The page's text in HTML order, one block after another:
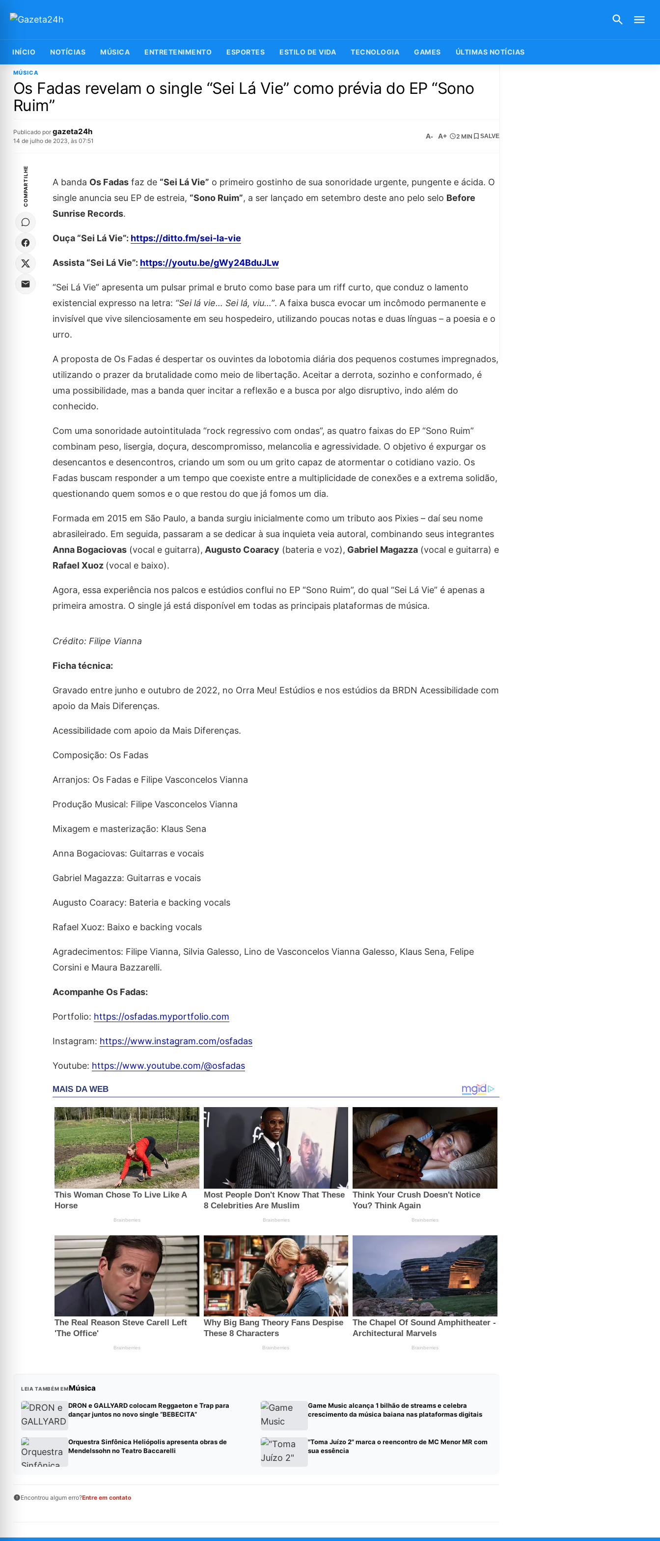
INÍCIO NOTÍCIAS MÚSICA ENTRETENIMENTO ESPORTES ESTILO DE VIDA TECNOLOGIA GAMES ÚLTIMAS NOTÍCIAS
MÚSICA
Os Fadas revelam o single “Sei Lá Vie” como prévia do EP “Sono
Ruim”
Publicado por gazeta24h
14 de julho de 2023, às 07:51
A- A+ 2 MIN SALVE
COMPARTILHE A banda Os Fadasfaz de “Sei Lá Vie” o primeiro gostinho de sua sonoridade urgente, pungente e ácida. O
single anuncia seu EP de estreia, “Sono Ruim”, a ser lançado em setembro deste ano pelo selo Before
Sunrise Records.
Ouça “Sei Lá Vie”: https://ditto.fm/sei-la-vie
Assista “Sei Lá Vie”: https://youtu.be/gWy24BduJLw
“Sei Lá Vie” apresenta um pulsar primal e bruto como base para um riff curto, que conduz o lamento
existencial expresso na letra: “Sei lá vie… Sei lá, viu…”. A faixa busca evocar um incômodo permanente e
invisível que vive silenciosamente em seu hospedeiro, utilizando poucas notas e duas línguas – a poesia e o
urro.
A proposta de Os Fadas é despertar os ouvintes da lobotomia diária dos pequenos costumes impregnados,
utilizando o prazer da brutalidade como meio de libertação. Aceitar a derrota, sozinho e conformado, é
uma possibilidade, mas a banda quer incitar a reflexão e a busca por algo disruptivo, indo além do
conhecido.
Com uma sonoridade autointitulada “rock regressivo com ondas”, as quatro faixas do EP “Sono Ruim”
combinam peso, lisergia, doçura, descompromisso, melancolia e agressividade. O objetivo é expurgar os
desencantos e desencontros, criando um som ou um grito capaz de atormentar o cotidiano vazio. Os
Fadas buscam responder a um tempo que coexiste entre a multiplicidade de conexões e a extrema solidão,
questionando quem somos e o que restou do que já fomos um dia.
Formada em 2015 em São Paulo, a banda surgiu inicialmente como um tributo aos Pixies – daí seu nome
abrasileirado. Em seguida, passaram a se dedicar à sua inquieta veia autoral, combinando seus integrantes
Anna Bogaciovas(vocal e guitarra), Augusto Coaracy (bateria e voz), Gabriel Magazza(vocal e guitarra) e
Rafael Xuoz (vocal e baixo).
Agora, essa experiência nos palcos e estúdios conflui no EP “Sono Ruim”, do qual “Sei Lá Vie” é apenas a
primeira amostra. O single já está disponível em todas as principais plataformas de música.
Crédito: Filipe Vianna
Ficha técnica:
Gravado entre junho e outubro de 2022, no Orra Meu! Estúdios e nos estúdios da BRDN Acessibilidade com
apoio da Mais Diferenças.
Acessibilidade com apoio da Mais Diferenças.
Composição: Os Fadas
Arranjos: Os Fadas e Filipe Vasconcelos Vianna
Produção Musical: Filipe Vasconcelos Vianna
Mixagem e masterização: Klaus Sena
Anna Bogaciovas: Guitarras e vocais
Gabriel Magazza: Guitarras e vocais
Augusto Coaracy: Bateria e backing vocals
Rafael Xuoz: Baixo e backing vocals
Agradecimentos: Filipe Vianna, Silvia Galesso, Lino de Vasconcelos Vianna Galesso, Klaus Sena, Felipe
Corsini e Maura Bazzarelli.
Acompanhe Os Fadas:
Portfolio: https://osfadas.myportfolio.com
Instagram: https://www.instagram.com/osfadas
Youtube: https://www.youtube.com/@osfadas
LEIA TAMBÉM EMMúsica
DRON e GALLYARD colocam Reggaeton e Trap para
dançar juntos no novo single “BEBECITA”
Game Music alcança 1 bilhão de streams e celebra
crescimento da música baiana nas plataformas digitais
Orquestra Sinfônica Heliópolis apresenta obras de
Mendelssohn no Teatro Baccarelli
"Toma Juízo 2" marca o reencontro de MC Menor MR com
sua essência
Encontrou algum erro?Entre em contato